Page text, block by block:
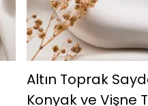
Altın Toprak
Konyak ve Vişne